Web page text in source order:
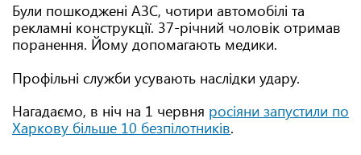
Були пошкоджені АЗС, чотири автомобілі та
рекламні конструкції. 37-річний чоловік отримав
поранення. Йому допомагають медики.
Профільні служби усувають наслідки удару.
Нагадаємо, в ніч на 1 червня росіяни запустили по
Харкову більше 10 безпілотників.